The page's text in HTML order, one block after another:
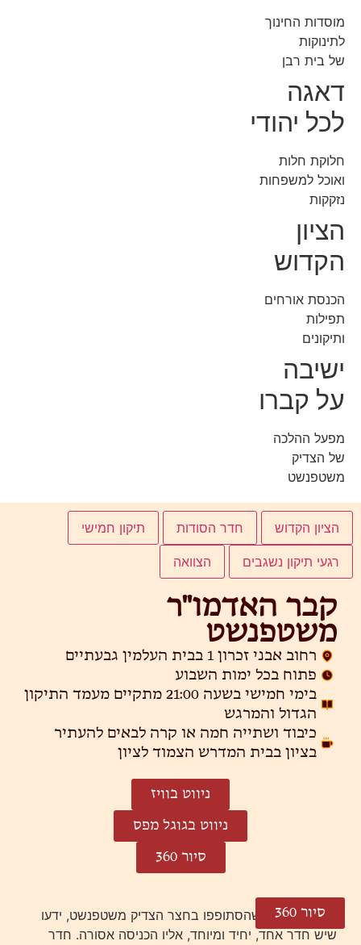
מוסדות החינוך
לתינוקות
של בית רבן
דאגה
לכל יהודי
חלוקת חלות
ואוכל למשפחות
נזקקות
הציון
הקדוש
הכנסת אורחים
תפילות
ותיקונים
ישיבה
על קברו
מפעל ההלכה
של הצדיק
משטפנשט
הציון הקדוש חדר הסודות תיקון חמישי
רגעי תיקון נשגבים הצוואה
קבר האדמו"ר
משטפנשט
רחוב אבני זכרון 1 בבית העלמין גבעתיים
פתוח בכל ימות השבוע
בימי חמישי בשעה 21:00 מתקיים מעמד התיקון
הגדול והמרגש
כיבוד ושתייה חמה או קרה לבאים להעתיר
בציון בבית המדרש הצמוד לציון
ניווט בוויז
ניווט בגוגל מפס
סיור 360
אלפי היהודים שהסתופפו בחצר הצדיק משטפנשט, ידעו
שיש חדר אחד, יחיד ומיוחד, אליו הכניסה אסורה. חדר
סיור 360